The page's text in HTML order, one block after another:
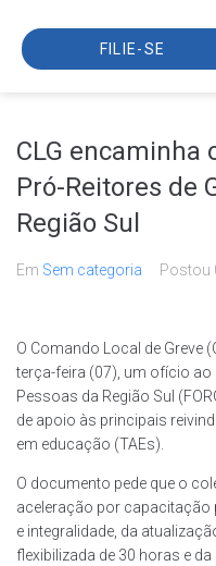
FILIE-SE
CLG encaminha
Pró-Reitores de
Região Sul
Em Sem categoria Postou
O Comando Local de Greve
terça-feira (07), um ofício ao
Pessoas da Região Sul
de apoio às principais
em educação (TAEs).
O documento pede que o
aceleração por
e integralidade, da
flexibilizada de 30 horas e